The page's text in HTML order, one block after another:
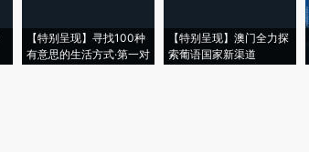
【特别呈现】寻找100种
有意思的生活方式·第一对
【特别呈现】澳门全力探
索葡语国家新渠道